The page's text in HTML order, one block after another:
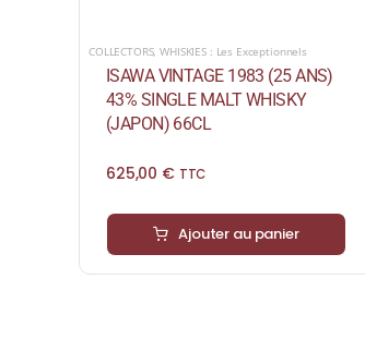
COLLECTORS,WHISKIES : Les Exceptionnels
ISAWA VINTAGE 1983 (25 ANS)
43% SINGLE MALT WHISKY
(JAPON) 66CL
625,00 € TTC
Ajouter au panier